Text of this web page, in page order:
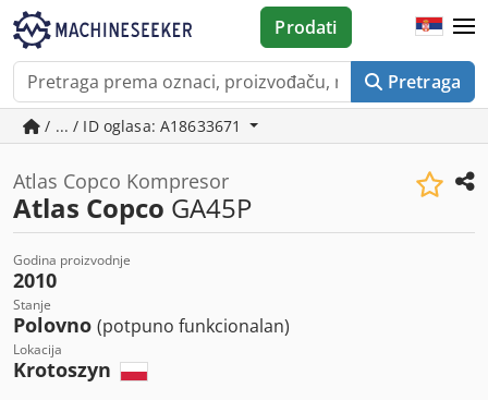
Pretraga
Prodati
/ ... / ID oglasa: A18633671
Atlas Copco Kompresor
Atlas Copco GA45P
Godina proizvodnje
2010
Stanje
Polovno (potpuno funkcionalan)
Lokacija
Krotoszyn